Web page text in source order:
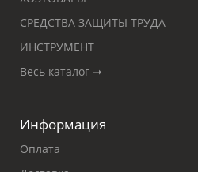
СРЕДСТВА ЗАЩИТЫ ТРУДА
ИНСТРУМЕНТ
Весь каталог ➝
Информация
Оплата